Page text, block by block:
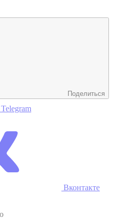
Поделиться
Telegram
Вконтакте